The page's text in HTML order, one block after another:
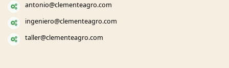
antonio@clementeagro.com
ingeniero@clementeagro.com
taller@clementeagro.com